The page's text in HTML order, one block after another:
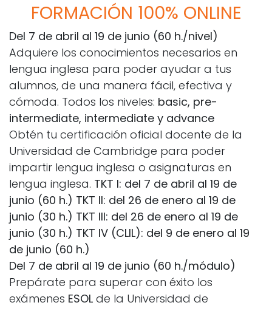
FORMACIÓN 100% ONLINE
Del 7 de abril al 19 de junio (60 h./nivel)
Adquiere los conocimientos necesarios en
lengua inglesa para poder ayudar a tus
alumnos, de una manera fácil, efectiva y
cómoda. Todos los niveles: basic, pre-
intermediate, intermediate y advance
Obtén tu certificación oficial docente de la
Universidad de Cambridge para poder
impartir lengua inglesa o asignaturas en
lengua inglesa. TKT I: del 7 de abril al 19 de
junio (60 h.) TKT II: del 26 de enero al 19 de
junio (30 h.) TKT III: del 26 de enero al 19 de
junio (30 h.) TKT IV (CLIL): del 9 de enero al 19
de junio (60 h.)
Del 7 de abril al 19 de junio (60 h./módulo)
Prepárate para superar con éxito los
exámenes ESOL de la Universidad de